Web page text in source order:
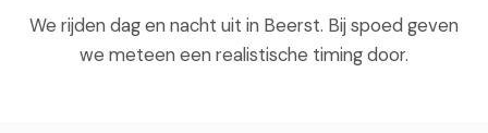
We rijden dag en nacht uit in Beerst. Bij spoed geven
we meteen een realistische timing door.